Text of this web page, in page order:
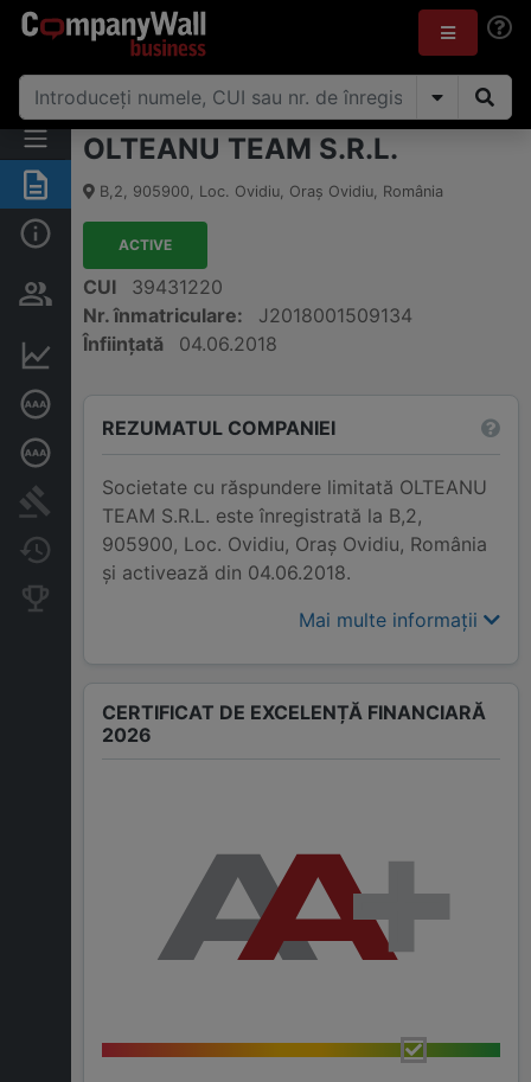
Rezumat
Persoane și structură de
proprietate
Informații financiare
Rating de credit aprofundat
Publicații în instanță
Modificări
OLTEANU TEAM S.R.L.
B,2, 905900, Loc. Ovidiu, Oraş Ovidiu, România
ACTIVE
CUI
39431220
Nr. înmatriculare:
J2018001509134
Înființată
04.06.2018
REZUMATUL COMPANIEI
Societate cu răspundere limitată OLTEANU
TEAM S.R.L. este înregistrată la B,2,
905900, Loc. Ovidiu, Oraş Ovidiu, România
și activează din 04.06.2018.
Mai multe informații
CERTIFICAT DE EXCELENȚĂ FINANCIARĂ
2026